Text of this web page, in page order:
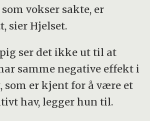
nedbryting av skallet er
for fiske i 3–4 år etter
vokser sakte, er
sier Hjelset.
ser det ikke ut til at
samme negative effekt i
som er kjent for å være et
hav, legger hun til.